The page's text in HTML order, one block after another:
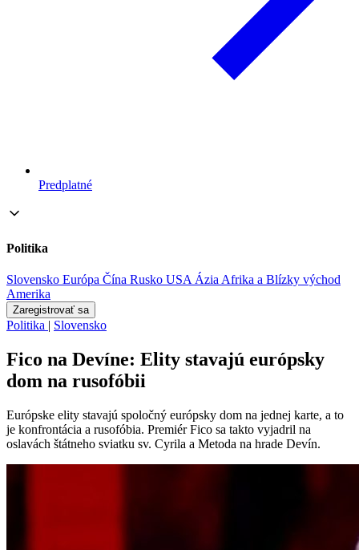
Predplatné
Politika
Slovensko Európa Čína Rusko USA ÁziaAfrika a Blízky východ
Amerika
Zaregistrovať sa
Politika | Slovensko
Fico na Devíne: Elity stavajú európsky
dom na rusofóbii
Európske elity stavajú spoločný európsky dom na jednej karte, a to
je konfrontácia a rusofóbia. Premiér Fico sa takto vyjadril na
oslavách štátneho sviatku sv. Cyrila a Metoda na hrade Devín.